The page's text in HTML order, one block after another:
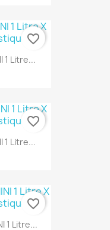
1 Litre...
favorite_border
1 Litre...
favorite_border
1 Litre...
favorite_border